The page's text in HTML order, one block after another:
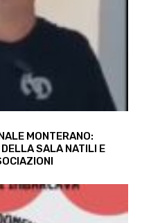
MONTERANO:
SALA NATILI E